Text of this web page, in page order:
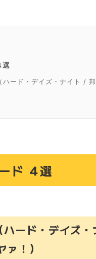
選
ード・デイズ・ナイト / 邦
ド ４選
ード・デイズ・
！）